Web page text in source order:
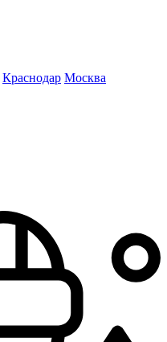
Краснодар Москва